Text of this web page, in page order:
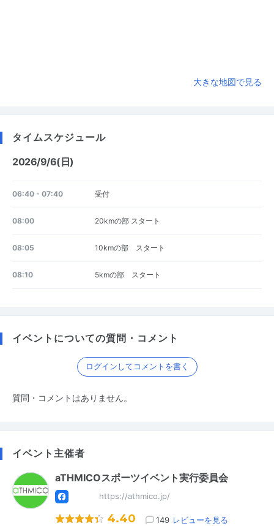
大きな地図で見る
タイムスケジュール
2026/9/6(日)
06:40 - 07:40 受付
08:00 20kmの部 スタート
08:05 10kmの部 スタート
08:10 5kmの部 スタート
イベントについての質問・コメント
ログインしてコメントを書く
質問・コメントはありません。
イベント主催者
aTHMICOスポーツイベント実行委員会
https://athmico.jp/
4.40 149 レビューを見る